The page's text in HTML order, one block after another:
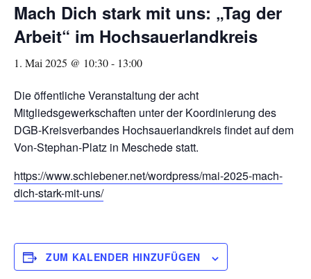
Mach Dich stark mit uns: „Tag der
Arbeit“ im Hochsauerlandkreis
1. Mai 2025 @ 10:30- 13:00
Die öffentliche Veranstaltung der acht
Mitgliedsgewerkschaften unter der Koordinierung des
DGB-Kreisverbandes Hochsauerlandkreis findet auf dem
Von-Stephan-Platz in Meschede statt.
https://www.schiebener.net/wordpress/mai-2025-mach-
dich-stark-mit-uns/
ZUM KALENDER HINZUFÜGEN